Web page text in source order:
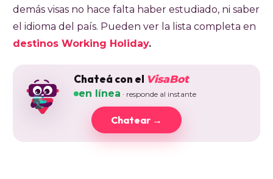
demás visas no hace falta haber estudiado, ni saber
el idioma del país. Pueden ver la lista completa en
destinos Working Holiday.
Chateá con el VisaBot
en línea · responde al instante
Chatear →